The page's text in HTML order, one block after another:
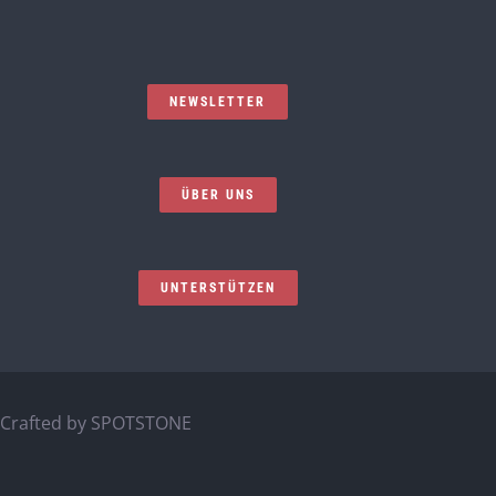
NEWSLETTER
ÜBER UNS
UNTERSTÜTZEN
by SPOTSTONE